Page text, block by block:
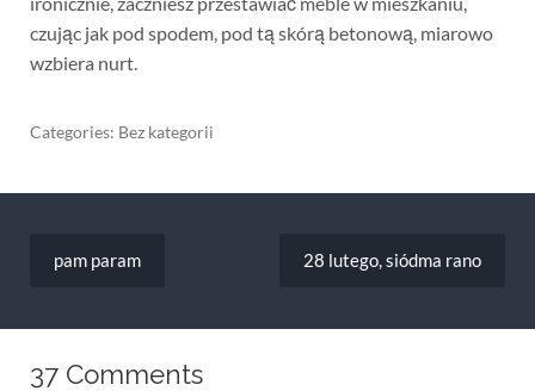
czując jak pod spodem, pod tą skórą betonową, miarowo
wzbiera nurt.
Categories: Bez kategorii
wpisu
pam param 28 lutego, siódma rano
37 Comments